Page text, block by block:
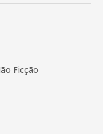
Ficção